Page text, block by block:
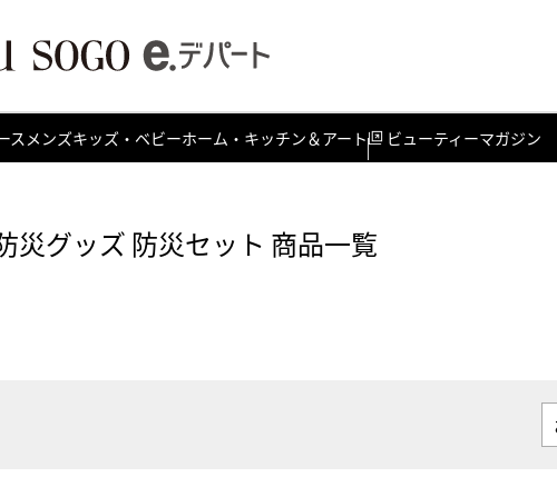
ス メンズキッズ・ベビーホーム・キッチン＆アート ビューティーマガジン
災グッズ 防災セット 商品一覧